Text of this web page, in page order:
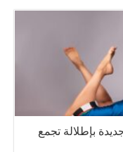
بإطلالة تجمع